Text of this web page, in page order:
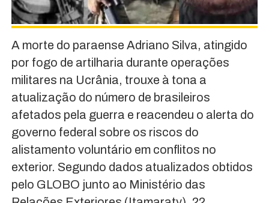
A morte do paraense Adriano Silva, atingido
por fogo de artilharia durante operações
militares na Ucrânia, trouxe à tona a
atualização do número de brasileiros
afetados pela guerra e reacendeu o alerta do
governo federal sobre os riscos do
alistamento voluntário em conflitos no
exterior. Segundo dados atualizados obtidos
pelo GLOBO junto ao Ministério das